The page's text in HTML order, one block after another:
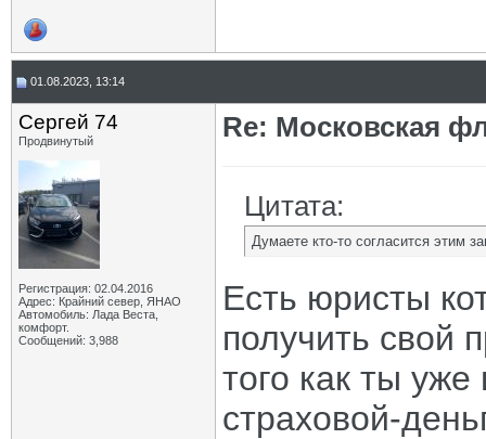
01.08.2023, 13:14
Сергей 74
Продвинутый
Регистрация: 02.04.2016
Адрес: Крайний север, ЯНАО
Автомобиль: Лада Веста,
комфорт.
Сообщений: 3,988
Re: Московская
Цитата:
Думаете кто-то согласится этим
Есть юристы
получить свой
того как ты
страховой-